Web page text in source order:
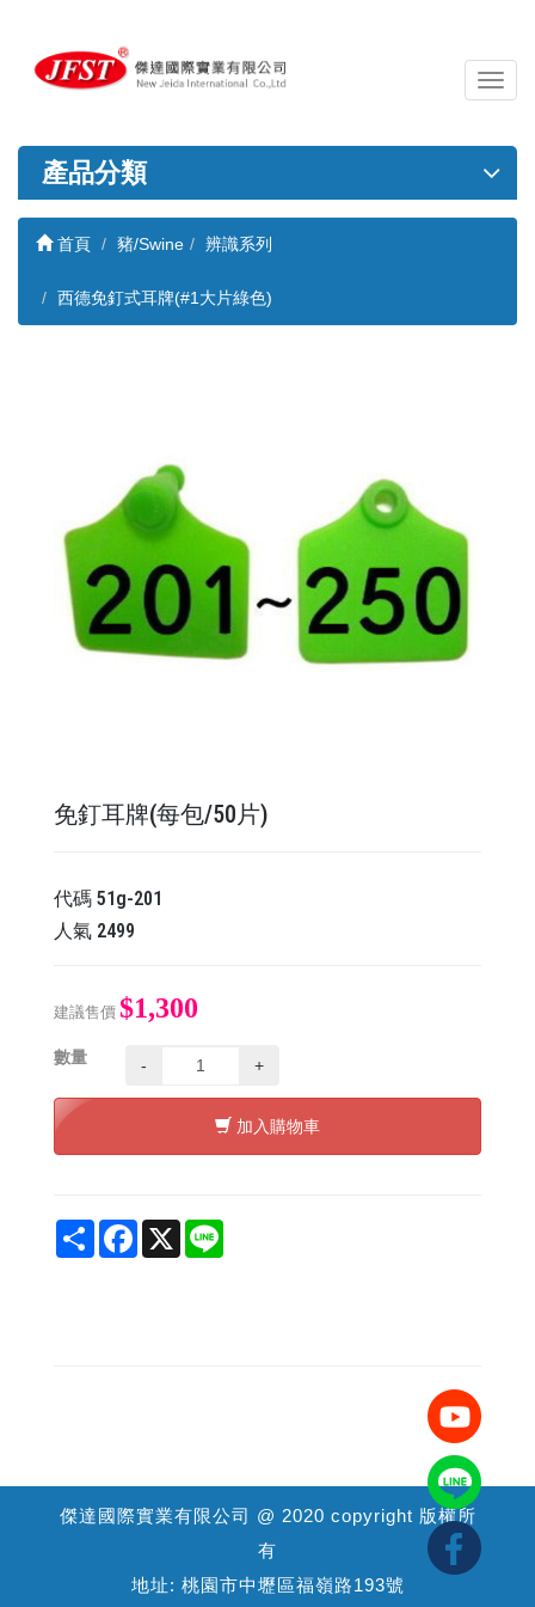
導
覽
關
產品分類
首頁 豬/Swine 辨識系列
西德免釘式耳牌(#1大片綠色)
免釘耳牌(每包/50片)
代碼 51g-201
人氣 2499
建議售價 $1,300
數量 - +
加入購物車
Share Facebook
X
傑達國際實業有限公司 @ 2020 copyright 版權所
有
地址: 桃園市中壢區福嶺路193號